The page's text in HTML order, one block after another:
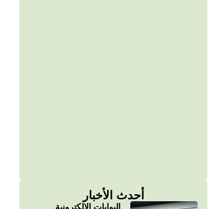
أحدث الأخبار
البوابات الالكترونية